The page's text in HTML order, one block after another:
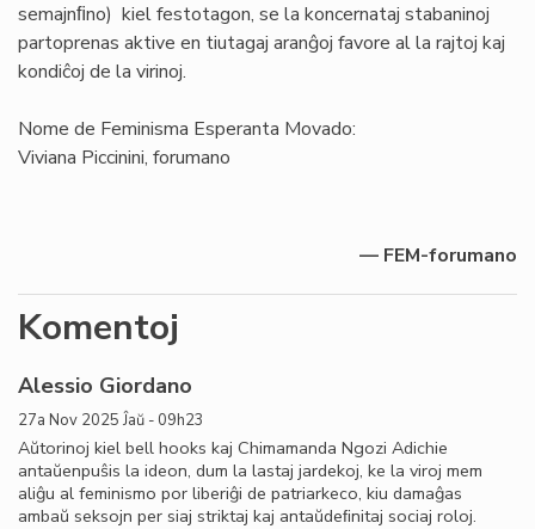
semajnﬁno) kiel festotagon, se la koncernataj stabaninoj
partoprenas aktive en tiutagaj aranĝoj favore al la rajtoj kaj
kondiĉoj de la virinoj.
Nome de Feminisma Esperanta Movado:
Viviana Piccinini, forumano
— FEM-forumano
Komentoj
Alessio Giordano
27a Nov 2025 Ĵaŭ - 09h23
Aŭtorinoj kiel bell hooks kaj Chimamanda Ngozi Adichie
antaŭenpuŝis la ideon, dum la lastaj jardekoj, ke la viroj mem
aliĝu al feminismo por liberiĝi de patriarkeco, kiu damaĝas
ambaŭ seksojn per siaj striktaj kaj antaŭdeﬁnitaj sociaj roloj.